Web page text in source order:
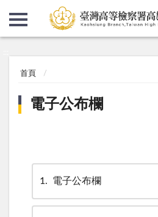
首頁
電子公布欄
1 電子公布欄